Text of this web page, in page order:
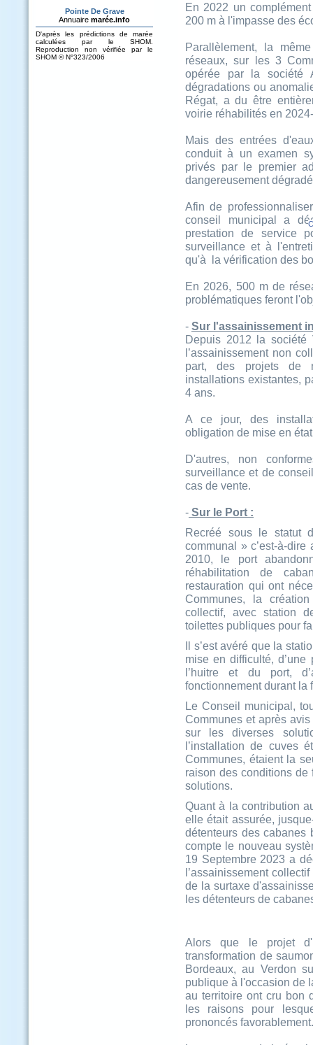
En 2022 un
200 m à l'impasse des
Parallèlement, la
réseaux, sur les 3
opérée par la société
dégradations ou
Régat, a du être
voirie réhabilités en
Mais des entrées
conduit à un examen
privés par le premier
dangereusement
Afin de
conseil municipal a
prestation de service
surveillance et à
qu'à la vérification des
En 2026, 500 m de
problématiques feront
- Sur l'assainissement
Depuis 2012 la
l’assainissement non
part, des projets de
installations existantes,
4 ans.
A ce jour, des
obligation de mise en
D'autres, non
surveillance et de
cas de vente.
- Sur le Port :
Recréé sous le statut
communal » c’est-à-
2010, le port
réhabilitation de
restauration qui ont
Communes, la
collectif, avec station
toilettes publiques pour
Il s’est avéré que la
mise en difficulté,
l’huitre et du port,
fonctionnement durant la
Le Conseil municipal,
Communes et après
sur les diverses
l’installation de cuves
Communes, étaient la
raison des conditions de
solutions.
Quant à la contribution
elle était assurée,
détenteurs des cabanes
compte le nouveau
19 Septembre 2023 a
l’assainissement
de la surtaxe
les détenteurs de
Alors que le projet
transformation de
Bordeaux, au Verdon
publique à l'occasion de
au territoire ont cru bon
les raisons pour
prononcés favorablement.